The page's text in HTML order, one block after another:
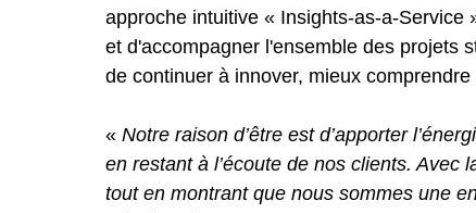
approche intuitive « Insights-as-a-
et d'accompagner l'ensemble des projets
de continuer à innover, mieux
« Notre raison d’être est d’apporter
en restant à l’écoute de nos clients. Avec
tout en montrant que nous sommes une